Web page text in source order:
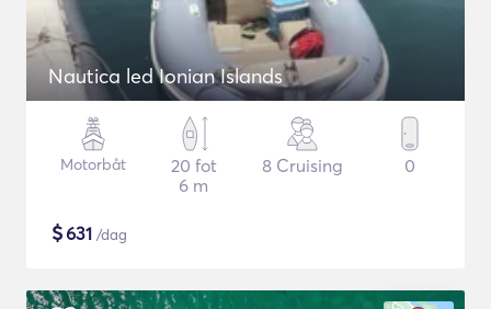
Nautica led Ionian Islands
Motorbåt
20 fot
6 m
8 Cruising 0
$631 /dag